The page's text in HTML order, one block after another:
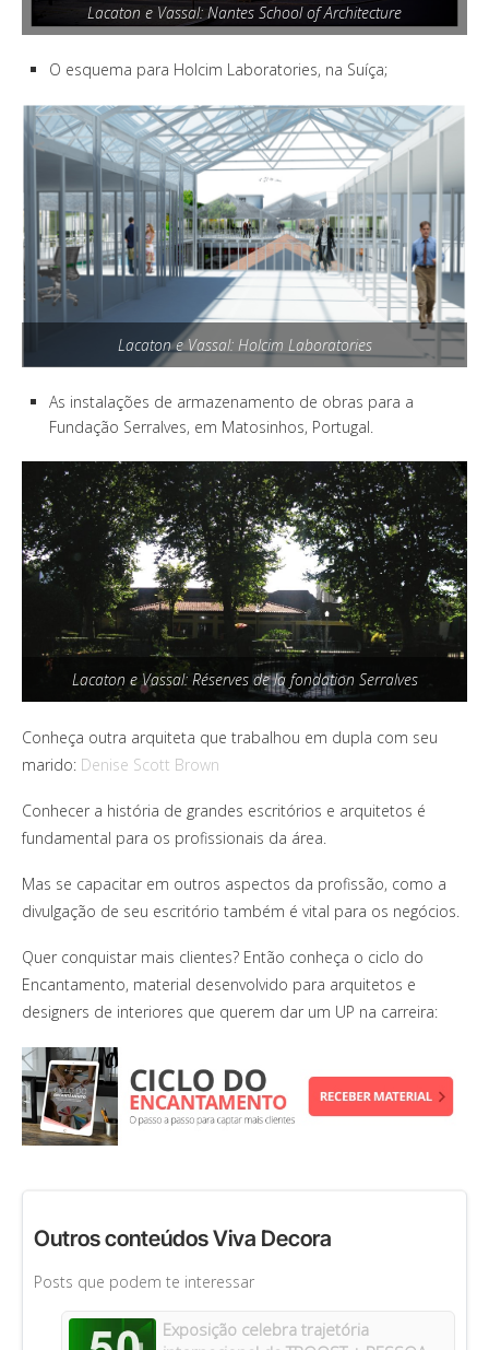
Lacaton e Vassal: Nantes School of Architecture
O esquema para Holcim Laboratories, na Suíça;
Lacaton e Vassal: Holcim Laboratories
As instalações de armazenamento de obras para a
Fundação Serralves, em Matosinhos, Portugal.
Lacaton e Vassal: Réserves de la fondation Serralves
Conheça outra arquiteta que trabalhou em dupla com seu
marido: Denise Scott Brown
Conhecer a história de grandes escritórios e arquitetos é
fundamental para os profissionais da área.
Mas se capacitar em outros aspectos da profissão, como a
divulgação de seu escritório também é vital para os negócios.
Quer conquistar mais clientes? Então conheça o ciclo do
Encantamento, material desenvolvido para arquitetos e
designers de interiores que querem dar um UP na carreira:
Outros conteúdos Viva Decora
Posts que podem te interessar
Exposição celebra trajetória